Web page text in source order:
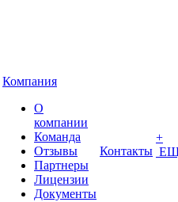
Компания
О
компании
Команда
Отзывы
Партнеры
Лицензии
Документы
Контакты
+